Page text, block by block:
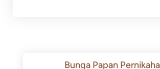
Bunga Papan